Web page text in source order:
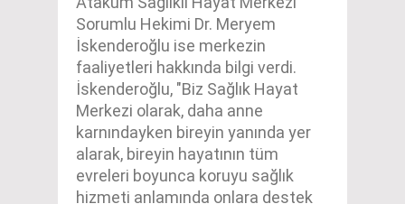
Sorumlu Hekimi Dr. Meryem
İskenderoğlu ise merkezin
faaliyetleri hakkında bilgi verdi.
İskenderoğlu, "Biz Sağlık Hayat
Merkezi olarak, daha anne
karnındayken bireyin yanında yer
alarak, bireyin hayatının tüm
evreleri boyunca koruyu sağlık
hizmeti anlamında onlara destek